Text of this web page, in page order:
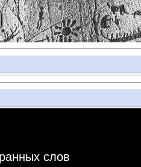
слов